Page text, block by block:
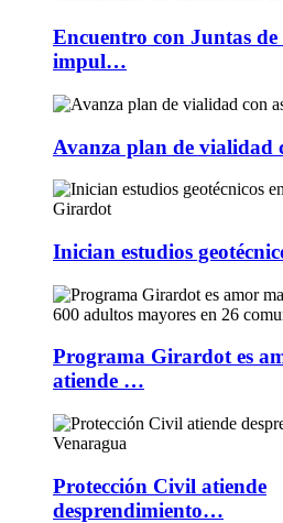
Encuentro con Juntas
impul…
Avanza plan de vialidad
Inician estudios
Programa Girardot es
atiende …
Protección Civil atiende
desprendimiento…